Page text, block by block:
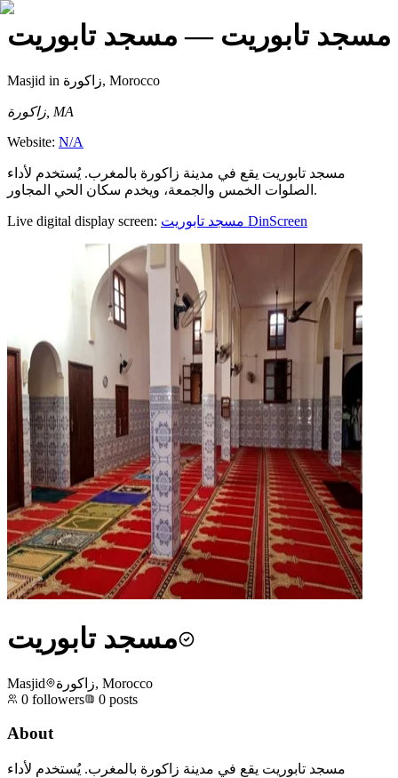
مسجد تابوريت — مسجد تابوريت
Masjid in زاكورة, Morocco
زاكورة, MA
Website: N/A
مسجد تابوريت يقع في مدينة زاكورة بالمغرب. يُستخدم لأداء
الصلوات الخمس والجمعة، ويخدم سكان الحي المجاور.
Live digital display screen: مسجد تابوريت DinScreen
مسجد تابوريت
Masjid
زاكورة, Morocco
0 followers 0 posts
About
مسجد تابوريت يقع في مدينة زاكورة بالمغرب. يُستخدم لأداء